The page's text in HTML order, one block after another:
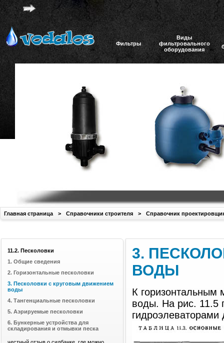
Фильтры
Виды
фильтровального
оборудования
Главная страница > Справочники строителя > Справочник
3.
ВОДЫ
К горизонтальным
воды. На рис. 11.5
гидроэлеваторами
11.2. Песколовки
1. Общие сведения
2. Горизонтальные песколовки
3. Песколовки с круговым движением
воды
4. Тангенциальные песколовки
5. Аэрируемые песколовки
6. Бункерные устройства для
складирования и отмывки песка